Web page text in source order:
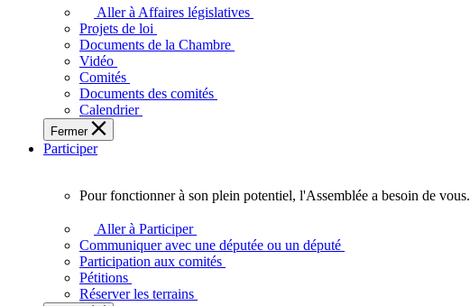
législative
adopte
touchent
vie
des
Ontariennes
Ontariens.
Aller à Affaires législatives
Projets de loi
Documents de la Chambre
Vidéo
Comités
Documents des comités
Calendrier
Fermer
Participer
fonctionner
plein
potentiel,
Pour fonctionner à son plein potentiel, l'Assemblée a besoin de vous.
Aller à Participer
Communiquer avec une députée ou un député
Participation aux comités
Pétitions
Réserver les terrains